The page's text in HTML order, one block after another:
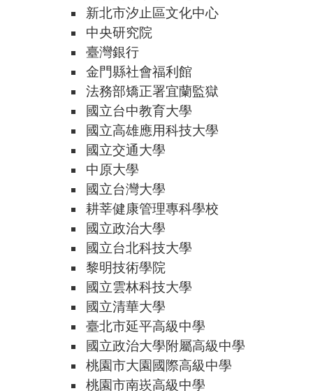
新北市汐止區文化中心
中央研究院
臺灣銀行
金門縣社會福利館
法務部矯正署宜蘭監獄
國立台中教育大學
國立高雄應用科技大學
國立交通大學
中原大學
國立台灣大學
耕莘健康管理專科學校
國立政治大學
國立台北科技大學
黎明技術學院
國立雲林科技大學
國立清華大學
臺北市延平高級中學
國立政治大學附屬高級中學
桃園市大園國際高級中學
桃園市南崁高級中學